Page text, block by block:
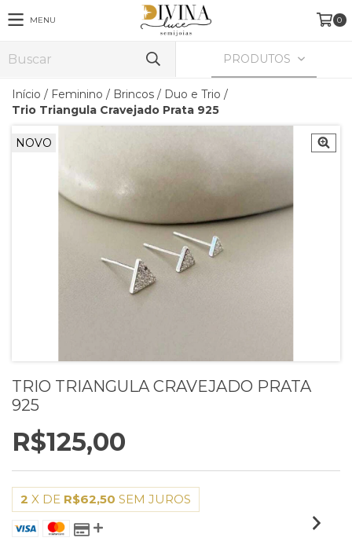
MENU 0
PRODUTOS
Início / Feminino / Brincos / Duo e Trio /
Trio Triangula Cravejado Prata 925
NOVO
TRIO TRIANGULA CRAVEJADO PRATA
925
R$125,00
2 X DE R$62,50 SEM JUROS